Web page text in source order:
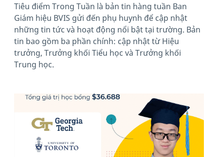
Tiêu điểm Trong Tuần là bản tin hàng tuần Ban
Giám hiệu BVIS gửi đến phụ huynh để cập nhật
những tin tức và hoạt động nổi bật tại trường. Bản
tin bao gồm ba phần chính: cập nhật từ Hiệu
trưởng, Trưởng khối Tiểu học và Trưởng khối
Trung học.
News image